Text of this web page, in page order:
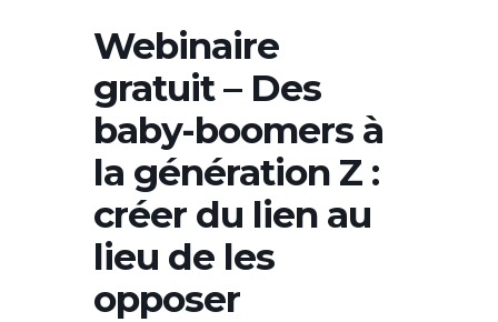
Webinaire
gratuit – Des
baby-boomers à
la génération Z : ​​​​​​​
créer du lien au
lieu de les
opposer